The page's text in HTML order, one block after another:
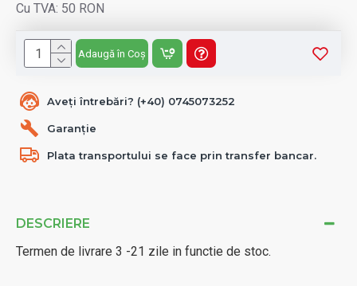
DESCRIERE
Termen de livrare 3 -21 zile in functie de stoc.
Aveți întrebări? (+40) 0745073252
Garanție
Plata transportului se face prin transfer bancar.
Cu TVA: 50 RON
Adaugă în Coș